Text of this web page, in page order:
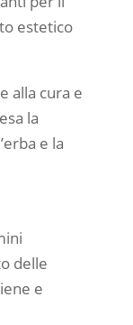
estetico
alla cura e
la
e la
delle
e